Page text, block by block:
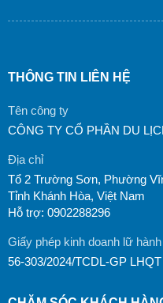
THÔNG TIN LIÊN HỆ
Tên công ty
CÔNG TY CỔ PHẦN DU
Địa chỉ
Tổ 2 Trường Sơn, Phường
Tỉnh Khánh Hòa, Việt Nam
Hỗ trợ: 0902288296
Giấy phép kinh doanh lữ
56-303/2024/TCDL-GP LHQT